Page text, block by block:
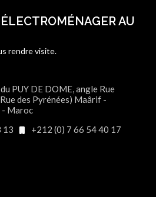
AU
rendre visite.
PUY DE DOME, angle Rue
des Pyrénées) Maârif -
- Maroc
13
+212 (0) 7 66 54 40 17